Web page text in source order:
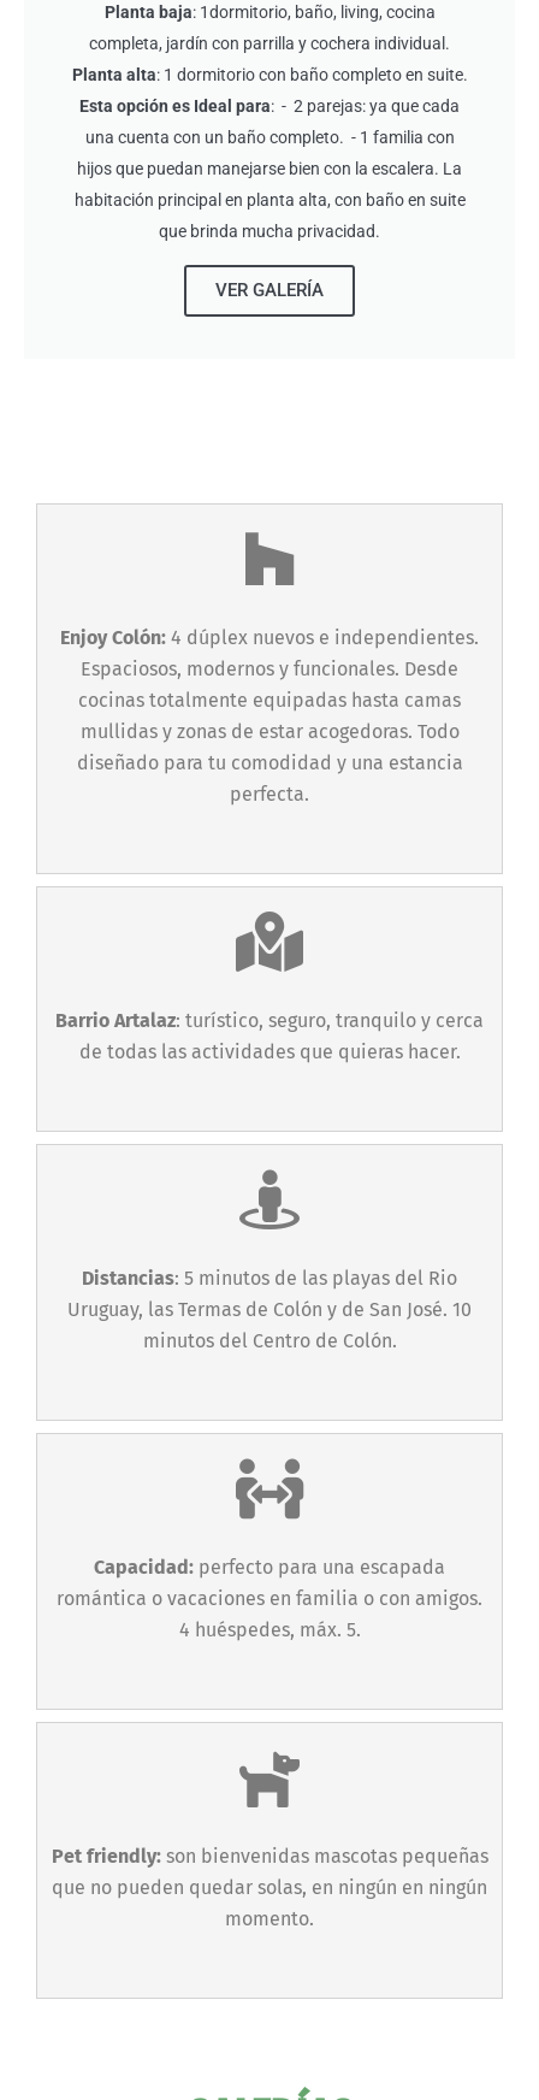
Planta baja: 1dormitorio, baño, living, cocina
completa, jardín con parrilla y cochera individual.
Planta alta: 1 dormitorio con baño completo en suite.
Esta opción es Ideal para: - 2 parejas: ya que cada
una cuenta con un baño completo. - 1 familia con
hijos que puedan manejarse bien con la escalera. La
habitación principal en planta alta, con baño en suite
que brinda mucha privacidad.
VER GALERÍA
Enjoy Colón: 4 dúplex nuevos e independientes.
Espaciosos, modernos y funcionales. Desde
cocinas totalmente equipadas hasta camas
mullidas y zonas de estar acogedoras. Todo
diseñado para tu comodidad y una estancia
perfecta.
Barrio Artalaz: turístico, seguro, tranquilo y cerca
de todas las actividades que quieras hacer.
Distancias: 5 minutos de las playas del Rio
Uruguay, las Termas de Colón y de San José. 10
minutos del Centro de Colón.
Capacidad: perfecto para una escapada
romántica o vacaciones en familia o con amigos.
4 huéspedes, máx. 5.
Pet friendly:son bienvenidas mascotas pequeñas
que no pueden quedar solas, en ningún en ningún
momento.